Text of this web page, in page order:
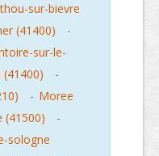
sur-bievre
(41400)
-
sur-le-
-
- Moree
(41500)
-
sologne